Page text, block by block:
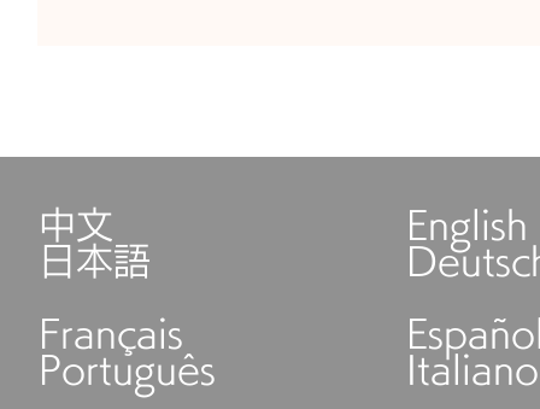
中文 English
日本語
Français
Português Italiano